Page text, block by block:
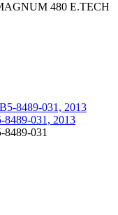
480 E.TECH
031, 2013
031